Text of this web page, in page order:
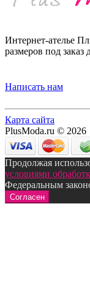
Интернет-ателье
размеров под
Написать нам
Карта сайта
PlusModa.ru © 2026
Продолжая
условиями
Федеральным
Согласен